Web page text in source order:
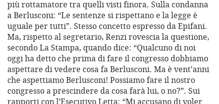
più rottamatore tra quelli visti finora. Sulla condanna
a Berlusconi: “Le sentenze si rispettano e la legge è
uguale per tutti”. Stesso concetto espresso da Epifani.
Ma, rispetto al segretario, Renzi rovescia la questione,
secondo La Stampa, quando dice: “Qualcuno di noi
oggi ha detto che prima di fare il congresso dobbiamo
aspettare di vedere cosa fa Berlusconi. Ma è vent’anni
che aspettiamo Berlusconi! Possiamo fare il nostro
congresso a prescindere da cosa farà lui, o no?”. Sui
rapporti con l’Esecutivo Letta: “Mi accusano di voler